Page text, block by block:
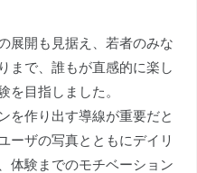
展開も見据え、若者のみな
まで、誰もが直感的に楽し
を目指しました。
を作り出す導線が重要だと
ーザの写真とともにデイリ
体験までのモチベーション